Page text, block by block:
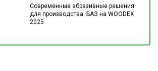
Современные абразивные решения
для производства: БАЗ на WOODEX
2025